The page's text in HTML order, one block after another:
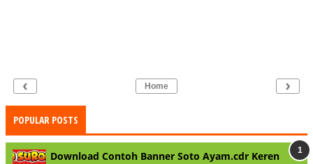
‹ ›
Home
POPULAR POSTS
Download Contoh Banner Soto Ayam.cdr Keren